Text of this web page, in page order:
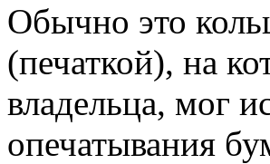
Обычно это
(печаткой), на
владельца, мог
опечатывания